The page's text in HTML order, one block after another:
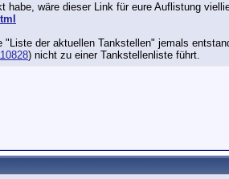
habe, wäre dieser Link für eure Auflistung
der aktuellen Tankstellen" jemals
) nicht zu einer Tankstellenliste führt.